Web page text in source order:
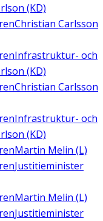
(KD)
Christian Carlsson
Infrastruktur- och
(KD)
Christian Carlsson
Infrastruktur- och
(KD)
Martin Melin (L)
Justitieminister
Martin Melin (L)
Justitieminister